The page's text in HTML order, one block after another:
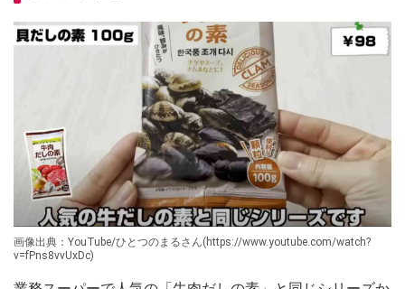
画像出典：YouTube/ひとつのまるさん(https://www.youtube.com/watch?
v=fPns8vvUxDc)